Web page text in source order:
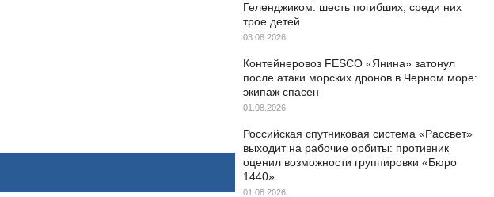
Геленджиком: шесть погибших, среди них
трое детей
03.08.2026
Контейнеровоз FESCO «Янина» затонул
после атаки морских дронов в Черном море:
экипаж спасен
01.08.2026
Российская спутниковая система «Рассвет»
выходит на рабочие орбиты: противник
оценил возможности группировки «Бюро
1440»
01.08.2026